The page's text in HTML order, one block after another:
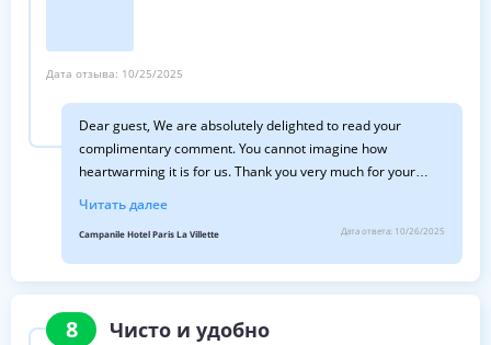
Дата отзыва: 10/25/2025
Dear guest, We are absolutely delighted to read your
complimentary comment. You cannot imagine how
heartwarming it is for us. Thank you very much for your
encourages our kitchen and front-of-house teams to
continue offering a gourmet and friendly experience. We
will be grateful to welcome you back at Campanile Prime
Paris la Villette. All the best, The general manager
Читать далее
Campanile Hotel Paris La Villette Дата ответа: 10/26/2025
8 Чисто и удобно